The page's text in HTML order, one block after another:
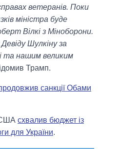
ветеранів. Поки
міністра буде
Вілкі з Міноборони.
Шулкіну за
та нашим великим
Трамп.
санкції Обами
США схвалив бюджет із
для України.